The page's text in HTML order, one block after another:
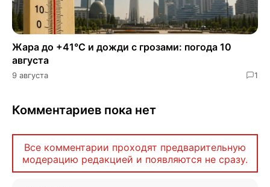
Жара до +41°C и дожди с грозами: погода 10
августа
9 августа 1
Комментариев пока нет
Все комментарии проходят предварительную
модерацию редакцией и появляются не сразу.